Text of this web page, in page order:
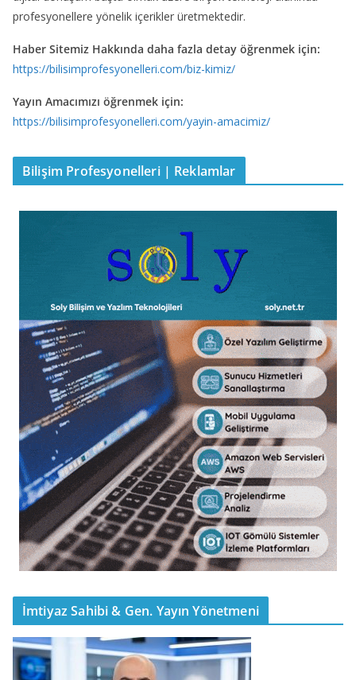
profesyonellere yönelik içerikler üretmektedir.
Haber Sitemiz Hakkında daha fazla detay öğrenmek için:
https://bilisimprofesyonelleri.com/biz-kimiz/
Yayın Amacımızı öğrenmek için:
https://bilisimprofesyonelleri.com/yayin-amacimiz/
Bilişim Profesyonelleri | Reklamlar
İmtiyaz Sahibi & Gen. Yayın Yönetmeni